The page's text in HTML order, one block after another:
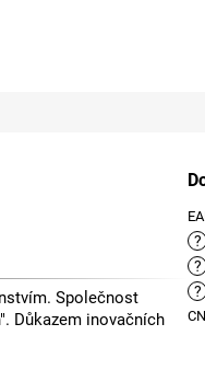
Společnost
Důkazem inovačních
?
?
?
CN